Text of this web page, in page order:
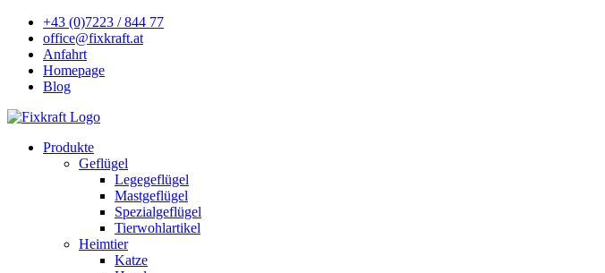
+43 (0)7223 / 844 77
office@fixkraft.at
Anfahrt
Homepage
Blog
Produkte
Geflügel
Legegeflügel
Mastgeflügel
Spezialgeflügel
Tierwohlartikel
Heimtier
Katze